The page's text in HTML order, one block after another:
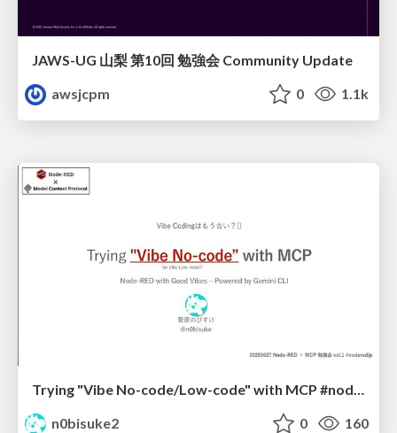
JAWS-UG 山梨 第10回 勉強会 Community Update
awsjcpm
0 1.1k
Trying "Vibe No-code/Low-code" with MCP #noderedjp
n0bisuke2
0 160